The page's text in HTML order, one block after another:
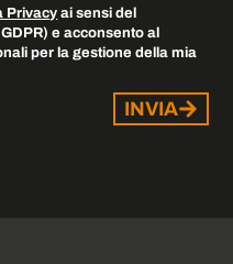
Privacyai sensi del
e acconsento al
per la gestione della mia
INVIA